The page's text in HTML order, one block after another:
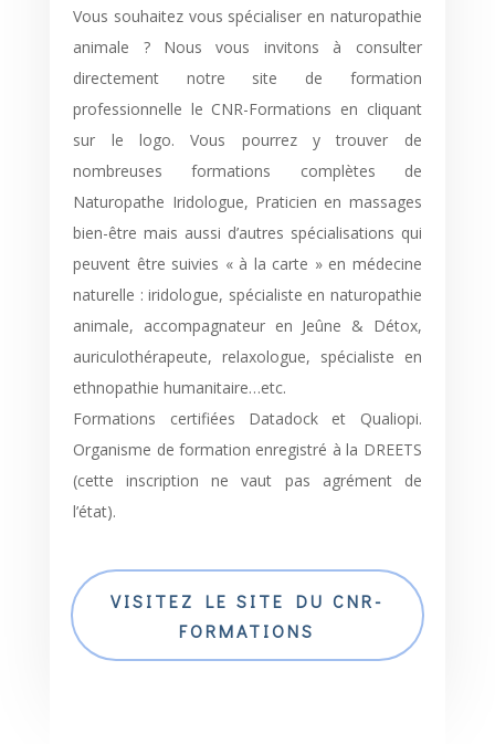
Vous souhaitez vous spécialiser en naturopathie
animale ? Nous vous invitons à consulter
directement notre site de formation
professionnelle le CNR-Formations en cliquant
sur le logo. Vous pourrez y trouver de
nombreuses formations complètes de
Naturopathe Iridologue, Praticien en massages
bien-être mais aussi d’autres spécialisations qui
peuvent être suivies « à la carte » en médecine
naturelle : iridologue, spécialiste en naturopathie
animale, accompagnateur en Jeûne & Détox,
auriculothérapeute, relaxologue, spécialiste en
ethnopathie humanitaire…etc.
Formations certifiées Datadock et Qualiopi.
Organisme de formation enregistré à la DREETS
(cette inscription ne vaut pas agrément de
l’état).
VISITEZ LE SITE DU CNR-
FORMATIONS